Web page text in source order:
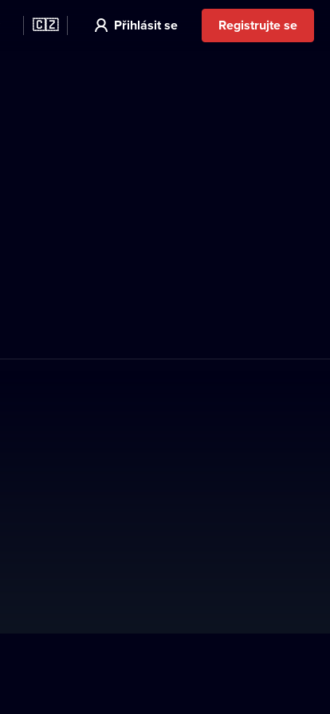
🇨🇿 Přihlásit se Registrujte se